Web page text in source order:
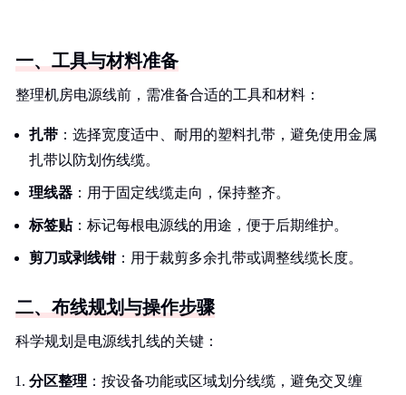
一、工具与材料准备
整理机房电源线前，需准备合适的工具和材料：
扎带 ：选择宽度适中、耐用的塑料扎带，避免使用金属
扎带以防划伤线缆。
理线器 ：用于固定线缆走向，保持整齐。
标签贴：标记每根电源线的用途，便于后期维护。
剪刀或剥线钳：用于裁剪多余扎带或调整线缆长度。
二、布线规划与操作步骤
科学规划是电源线扎线的关键：
分区整理 ：按设备功能或区域划分线缆，避免交叉缠